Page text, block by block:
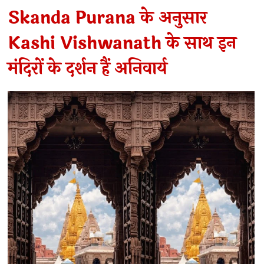
Skanda Purana के अनुसार
Kashi Vishwanath के साथ इन
मंदिरों के दर्शन हैं अनिवार्य